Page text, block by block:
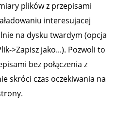
plików z przepisami
interesujacej
na dysku twardym (opcja
>Zapisz jako...). Pozwoli to
bez połączenia z
skróci czas oczekiwania na